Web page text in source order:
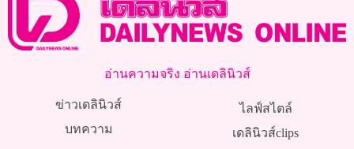
อ่านความจริง อ่านเดลินิวส์
ข่าวเดลินิวส์
บทความ
ไลฟ์สไตล์
เดลินิวส์clips